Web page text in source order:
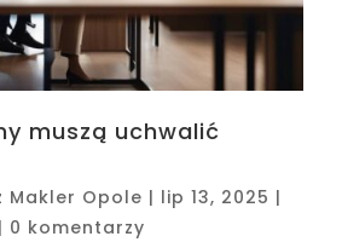
muszą uchwalić
Makler Opole | lip 13, 2025 |
| 0 komentarzy